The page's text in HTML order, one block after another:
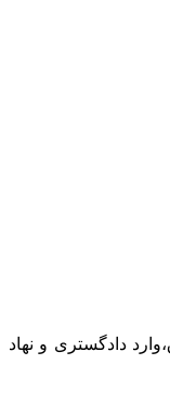
دادگستری و نهاد